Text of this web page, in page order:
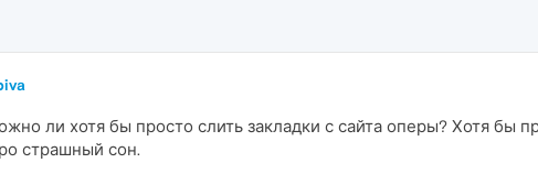
ли хотя бы просто слить закладки с сайта оперы? Хотя
страшный сон.